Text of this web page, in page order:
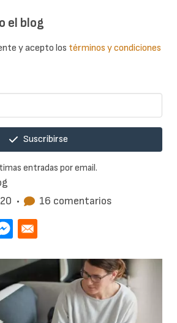
• 16 comentarios
el blog
y acepto los términos y condiciones
Suscribirse
entradas por email.